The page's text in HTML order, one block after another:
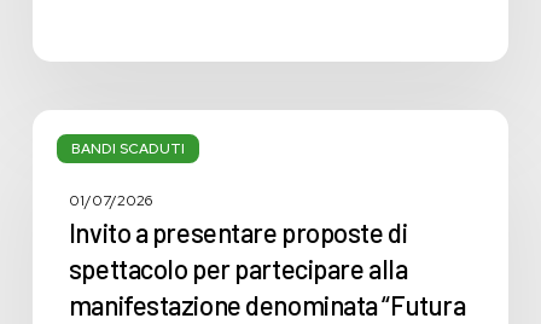
BANDI SCADUTI
Invito
proposte
spettacolo
partecipare
01/07/2026
Invito a presentare proposte di
spettacolo per partecipare alla
manifestazione denominata “Futura